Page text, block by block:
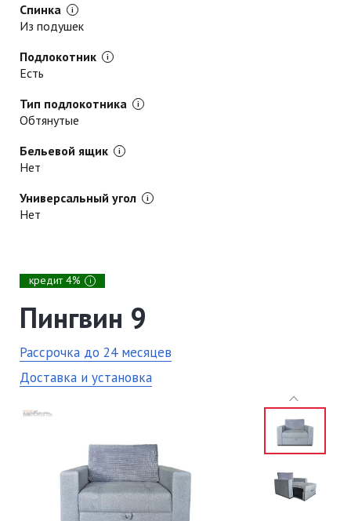
Спинка
Из подушек
Подлокотник
Есть
Тип подлокотника
Обтянутые
Бельевой ящик
Нет
Универсальный угол
Нет
кредит 4% i
Пингвин 9
Рассрочка до 24 месяцев
Доставка и установка